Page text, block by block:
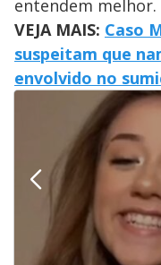
entendem melhor.
VEJA MAIS: Caso
suspeitam que
envolvido no